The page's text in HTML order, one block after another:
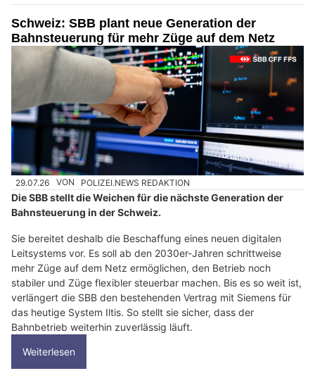
Schweiz: SBB plant neue Generation der
Bahnsteuerung für mehr Züge auf dem Netz
29.07.26 VON POLIZEI.NEWS REDAKTION
Die SBB stellt die Weichen für die nächste Generation der
Bahnsteuerung in der Schweiz.
Sie bereitet deshalb die Beschaffung eines neuen digitalen
Leitsystems vor. Es soll ab den 2030er-Jahren schrittweise
mehr Züge auf dem Netz ermöglichen, den Betrieb noch
stabiler und Züge flexibler steuerbar machen. Bis es so weit ist,
verlängert die SBB den bestehenden Vertrag mit Siemens für
das heutige System Iltis. So stellt sie sicher, dass der
Bahnbetrieb weiterhin zuverlässig läuft.
Weiterlesen